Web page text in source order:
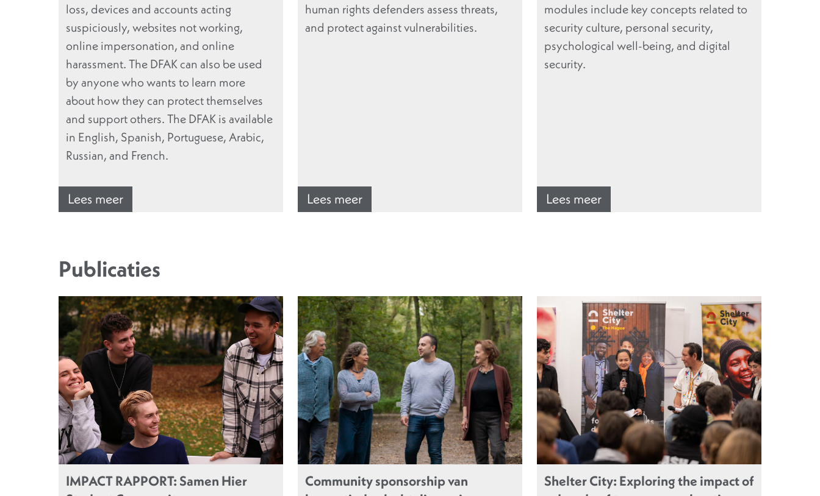
loss, devices and accounts acting
suspiciously, websites not working,
online impersonation, and online
harassment. The DFAK can also be used
by anyone who wants to learn more
about how they can protect themselves
and support others. The DFAK is available
in English, Spanish, Portuguese, Arabic,
Russian, and French.
Lees meer
human rights defenders assess threats,
and protect against vulnerabilities.
Lees meer
modules include key concepts related to
security culture, personal security,
psychological well-being, and digital
security.
Lees meer
Publicaties
IMPACT RAPPORT: Samen Hier
Community sponsorship van
Shelter City: Exploring the impact of